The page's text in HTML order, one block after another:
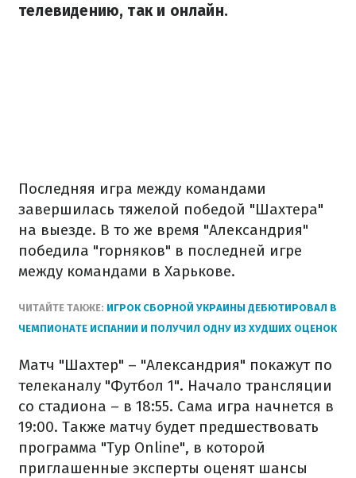
телевидению, так и онлайн.
Последняя игра между командами
завершилась тяжелой победой "Шахтера"
на выезде. В то же время "Александрия"
победила "горняков" в последней игре
между командами в Харькове.
ЧИТАЙТЕ ТАКЖЕ: ИГРОК СБОРНОЙ УКРАИНЫ ДЕБЮТИРОВАЛ В
ЧЕМПИОНАТЕ ИСПАНИИ И ПОЛУЧИЛ ОДНУ ИЗ ХУДШИХ ОЦЕНОК
Матч "Шахтер" – "Александрия" покажут по
телеканалу "Футбол 1". Начало трансляции
со стадиона – в 18:55. Сама игра начнется в
19:00. Также матчу будет предшествовать
программа "Тур Online", в которой
приглашенные эксперты оценят шансы